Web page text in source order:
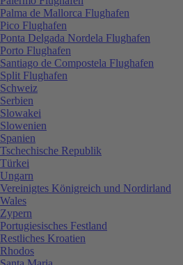
Palma de Mallorca Flughafen
Pico Flughafen
Ponta Delgada Nordela Flughafen
Porto Flughafen
Santiago de Compostela Flughafen
Split Flughafen
Schweiz
Serbien
Slowakei
Slowenien
Spanien
Tschechische Republik
Türkei
Ungarn
Vereinigtes Königreich und Nordirland
Wales
Zypern
Portugiesisches Festland
Restliches Kroatien
Rhodos